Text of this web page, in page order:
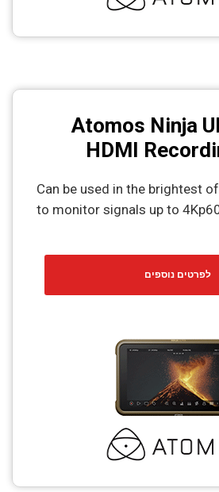
Atomos Ninja
HDMI
Can be used in the brightest
to monitor signals up to
לפרטים נוספים